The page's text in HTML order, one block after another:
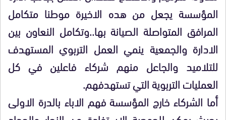
المؤسسة يجعل من هده الاخيرة موطنا متكامل
المرافق المتواصلة الصيانة بها..وتكامل النعاون بين
الادارة والجمعية ينمي العمل التربوي المستهدف
للتلاميد والجاعل منهم شركاء فاعلين في كل
العمليات التربوية التي تستهدفهم.
أما الشركاء خارج المؤسسة فهم الاباء بالدرة الاولى